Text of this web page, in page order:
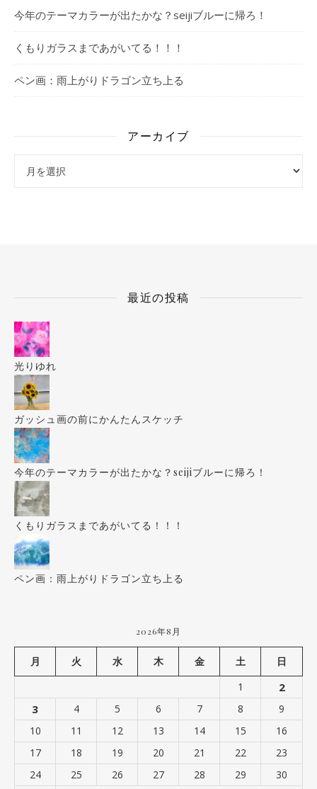
今年のテーマカラーが出たかな？seijiブルーに帰ろ！
くもりガラスまであがいてる！！！
ペン画：雨上がりドラゴン立ち上る
アーカイブ
最近の投稿
光りゆれ
ガッシュ画の前にかんたんスケッチ
今年のテーマカラーが出たかな？seijiブルーに帰ろ！
くもりガラスまであがいてる！！！
ペン画：雨上がりドラゴン立ち上る
2026年8月
月 火 水 木 金 土
日
1
2
3
4 5 6 7 8
9
10
11 12 13 14 15
16
17
18 19 20 21 22
23
24
25 26 27 28 29 30